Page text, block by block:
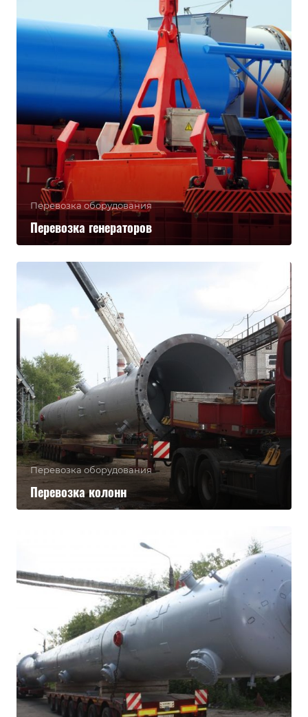
Перевозка оборудования
Перевозка генераторов
Перевозка оборудования
Перевозка колонн